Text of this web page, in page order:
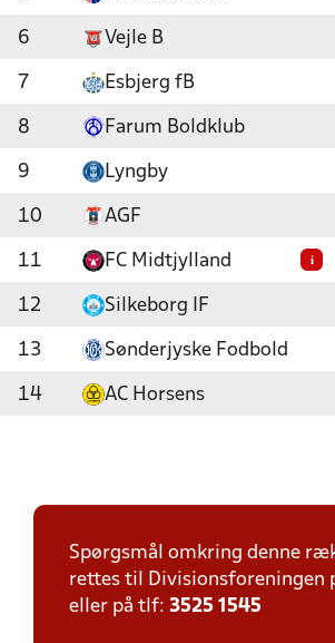
6 Vejle B
7 Esbjerg fB
8 Farum Boldklub
9 Lyngby
10 AGF
11 FC Midtjylland i
12 Silkeborg IF
13 Sønderjyske Fodbold
14 AC Horsens
Spørgsmål omkring denne
rettes til Divisionsforeningen
eller på tlf: 3525 1545